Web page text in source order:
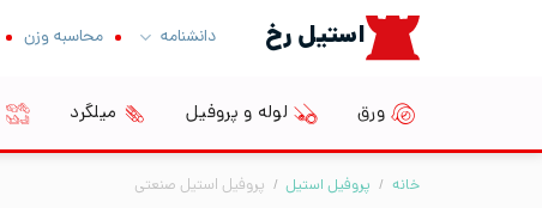
استیل رخ دانشنامه محاسبه وزن
ورق لوله و پروفیل میلگرد
خانه / پروفیل استیل / پروفیل استیل صنعتی